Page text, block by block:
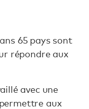
65 pays sont
répondre aux
avec une
aux